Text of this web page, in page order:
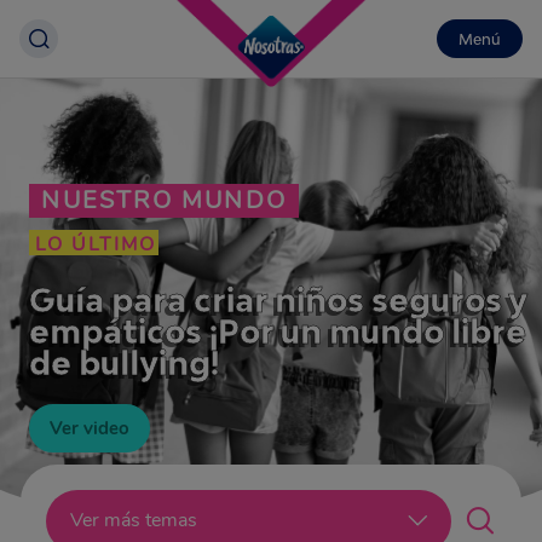
Menú
NUESTRO MUNDO
LO ÚLTIMO
Guía para criar niños seguros y
empáticos ¡Por un mundo libre
de bullying!
Ver video
Ver más temas
Lo último